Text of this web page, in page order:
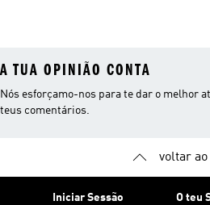
A TUA OPINIÃO CONTA
Nós esforçamo-nos para te dar o melhor
teus comentários.
voltar ao
Iniciar Sessão O teu